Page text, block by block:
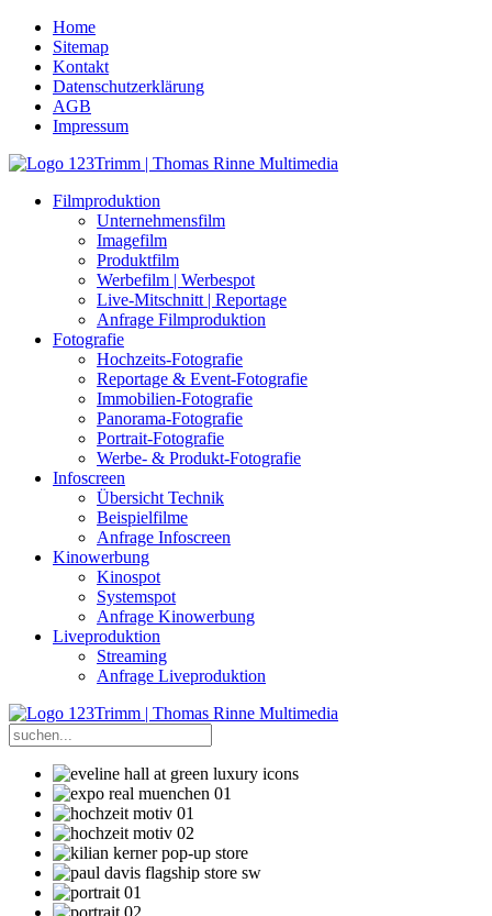
Home
Sitemap
Kontakt
Datenschutzerklärung
AGB
Impressum
Filmproduktion
Unternehmensfilm
Imagefilm
Produktfilm
Werbefilm | Werbespot
Live-Mitschnitt | Reportage
Anfrage Filmproduktion
Fotografie
Hochzeits-Fotografie
Reportage & Event-Fotografie
Immobilien-Fotografie
Panorama-Fotografie
Portrait-Fotografie
Werbe- & Produkt-Fotografie
Infoscreen
Übersicht Technik
Beispielfilme
Anfrage Infoscreen
Kinowerbung
Kinospot
Systemspot
Anfrage Kinowerbung
Liveproduktion
Streaming
Anfrage Liveproduktion